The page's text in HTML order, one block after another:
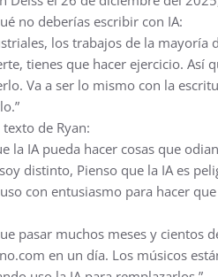
no deberías escribir con IA:
los trabajos de la mayoría
tienes que hacer ejercicio. Así
Va a ser lo mismo con la
de Ryan:
la IA pueda hacer cosas que
distinto, Pienso que la IA es
con entusiasmo para hacer
pasar muchos meses y cientos
en un día. Los músicos